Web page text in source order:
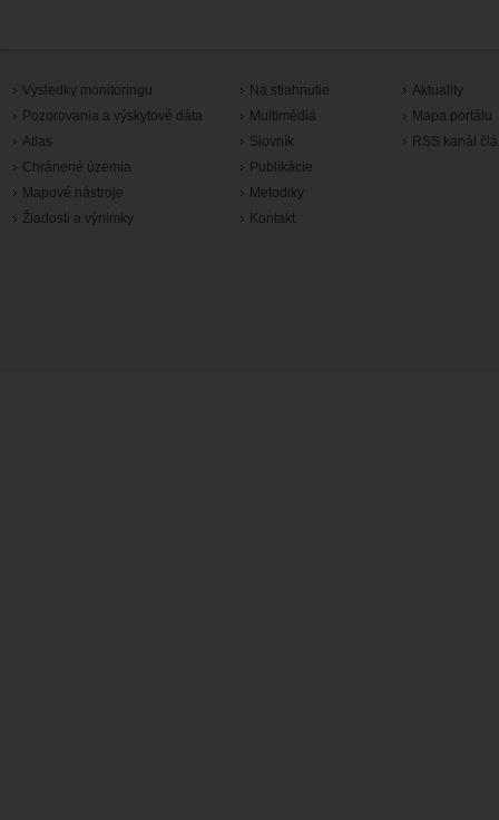
Výsledky monitoringu
Pozorovania a výskytové dáta
Atlas
Chránené územia
Mapové nástroje
Žiadosti a výnimky
Na stiahnutie
Multimédiá
Slovník
Publikácie
Metodiky
Kontakt
Aktuality
Mapa portálu
RSS kanál